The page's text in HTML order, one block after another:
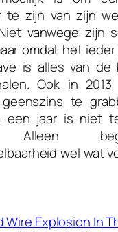
te zijn van zijn
vanwege zijn
omdat het
is alles van de
Ook in
te
een jaar is niet
Alleen
wel wat
Wire Explosion In